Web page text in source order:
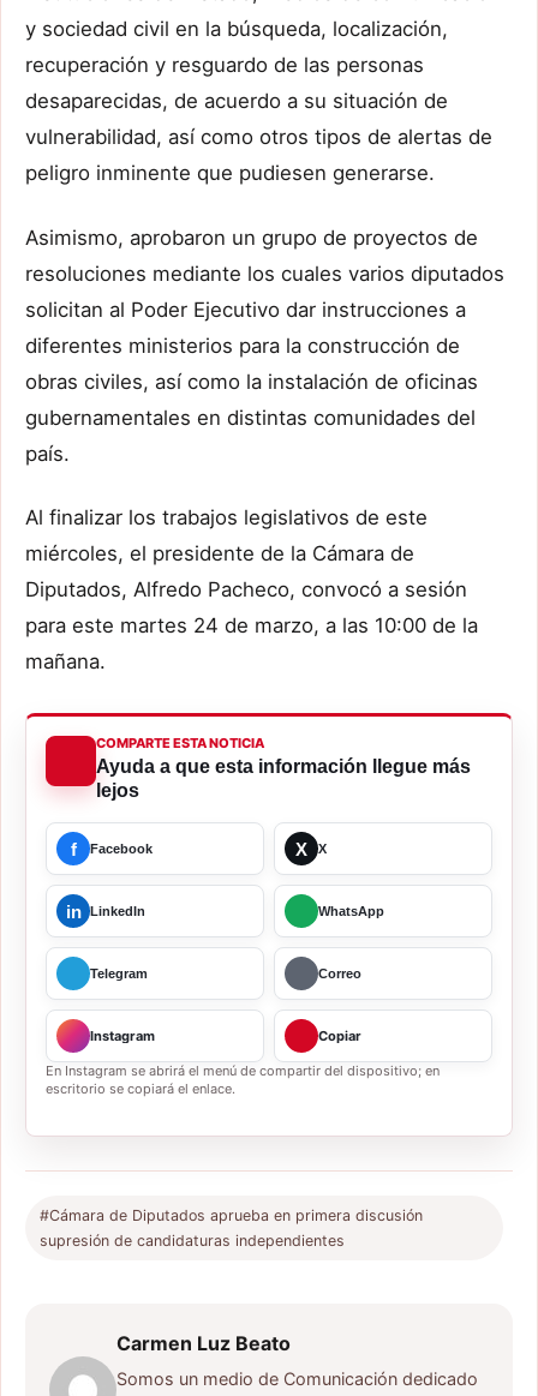
y sociedad civil en la búsqueda, localización,
recuperación y resguardo de las personas
desaparecidas, de acuerdo a su situación de
vulnerabilidad, así como otros tipos de alertas de
peligro inminente que pudiesen generarse.
Asimismo, aprobaron un grupo de proyectos de
resoluciones mediante los cuales varios diputados
solicitan al Poder Ejecutivo dar instrucciones a
diferentes ministerios para la construcción de
obras civiles, así como la instalación de oficinas
gubernamentales en distintas comunidades del
país.
Al finalizar los trabajos legislativos de este
miércoles, el presidente de la Cámara de
Diputados, Alfredo Pacheco, convocó a sesión
para este martes 24 de marzo, a las 10:00 de la
mañana.
COMPARTE ESTA NOTICIA
Ayuda a que esta información llegue más
lejos
f Facebook X X
in LinkedIn WhatsApp
Telegram Correo
Instagram Copiar
En Instagram se abrirá el menú de compartir del dispositivo; en
escritorio se copiará el enlace.
#Cámara de Diputados aprueba en primera discusión
supresión de candidaturas independientes
Carmen Luz Beato
Somos un medio de Comunicación dedicado